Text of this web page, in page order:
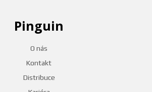
Pinguin
O nás
Kontakt
Distribuce